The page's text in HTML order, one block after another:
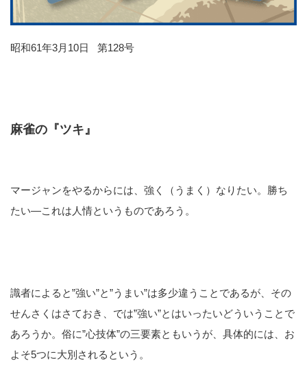
昭和61年3月10日 第128号
麻雀の『ツキ』
マージャンをやるからには、強く（うまく）なりたい。勝ち
たい―これは人情というものであろう。
識者によると”強い”と”うまい”は多少違うことであるが、その
せんさくはさておき、では”強い”とはいったいどういうことで
あろうか。俗に”心技体”の三要素ともいうが、具体的には、お
よそ5つに大別されるという。